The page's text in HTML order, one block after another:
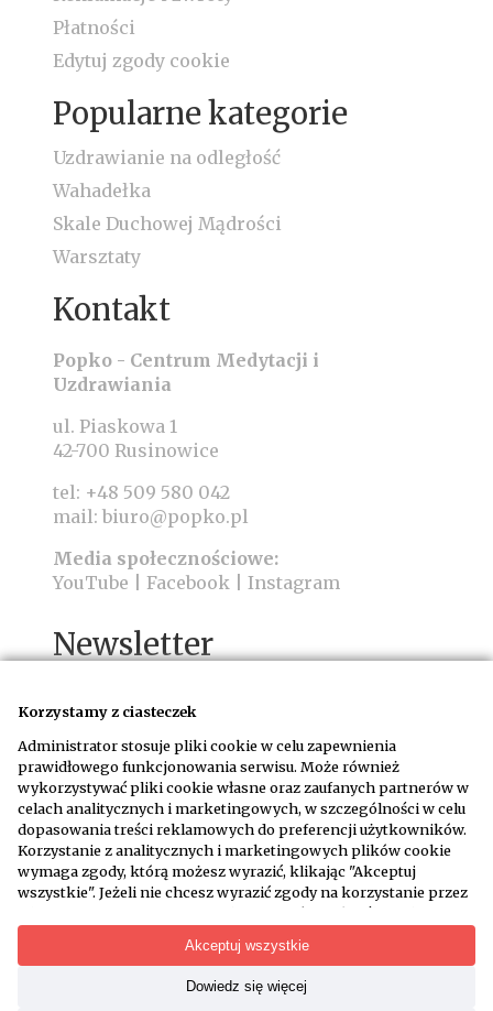
Płatności
Edytuj zgody cookie
Popularne kategorie
Uzdrawianie na odległość
Wahadełka
Skale Duchowej Mądrości
Warsztaty
Kontakt
Popko - Centrum Medytacji i
Uzdrawiania
ul. Piaskowa 1
42-700 Rusinowice
tel: +48 509 580 042
mail: biuro@popko.pl
Media społecznościowe:
YouTube
Facebook Instagram
Newsletter
Wyrażam zgodę na otrzymywanie wiadomości
email na adres podany w formularzu na
warunkach określonych wregulaminie
WYPISZ SIĘ Z NEWSLETTERA
Treści mają charakter paramedyczny. Nie zastępują
Korzystamy z ciasteczek
Administrator stosuje pliki cookie w celu zapewnienia
prawidłowego funkcjonowania serwisu. Może również
wykorzystywać pliki cookie własne oraz zaufanych partnerów w
celach analitycznych i marketingowych, w szczególności w celu
dopasowania treści reklamowych do preferencji użytkowników.
Korzystanie z analitycznych i marketingowych plików cookie
wymaga zgody, którą możesz wyrazić, klikając "Akceptuj
wszystkie". Jeżeli nie chcesz wyrazić zgody na korzystanie przez
administratora i jego zaufanych partnerów z określonych
kategorii plików cookie, kliknij "Dowiedz się więcej" i zdecyduj o
swoich preferencjach. Wyrażoną zgodę można wycofać w
każdym momencie poprzez zmianę preferencji plików cookie.
Możliwość edycji zgód cookie znajdziesz w stopce strony pod
Dowiedz się więcej
Akceptuj wszystkie